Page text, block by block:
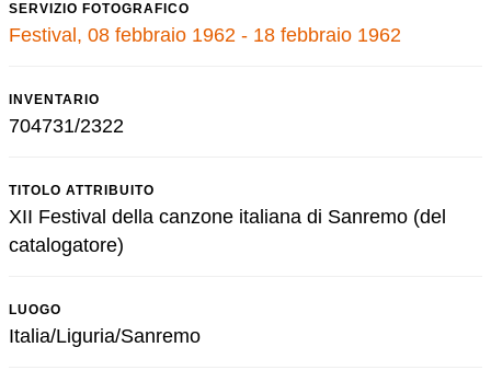
SERVIZIO FOTOGRAFICO
Festival, 08 febbraio 1962 - 18 febbraio 1962
INVENTARIO
704731/2322
TITOLO ATTRIBUITO
XII Festival della canzone italiana di Sanremo (del
catalogatore)
LUOGO
Italia/Liguria/Sanremo